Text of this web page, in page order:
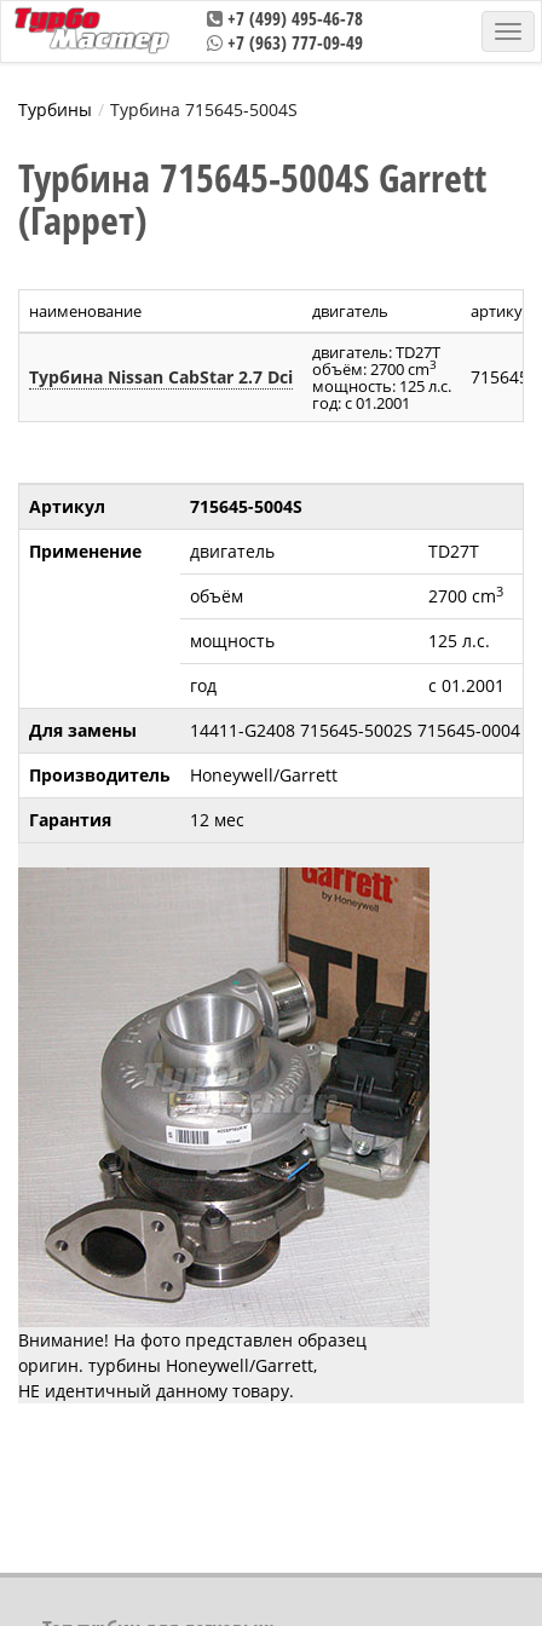
+7 (499) 495-46-78
+7 (963) 777-09-49
Турбины Турбина 715645-5004S
Турбина 715645-5004S Garrett
(Гаррет)
наименование двигатель артикул
Турбина Nissan CabStar 2.7 Dci
двигатель: TD27T
объём: 2700 cm3
мощность: 125 л.с.
год: с 01.2001
715645-
Артикул
715645-5004S
Применение
двигатель
TD27T
объём
2700 cm3
мощность
125 л.с.
год
с 01.2001
Для замены
14411-G2408 715645-5002S 715645-0004
Производитель
Honeywell/Garrett
Гарантия
12 мес
Внимание! На фото представлен образец
оригин. турбины Honeywell/Garrett,
НЕ идентичный данному товару.